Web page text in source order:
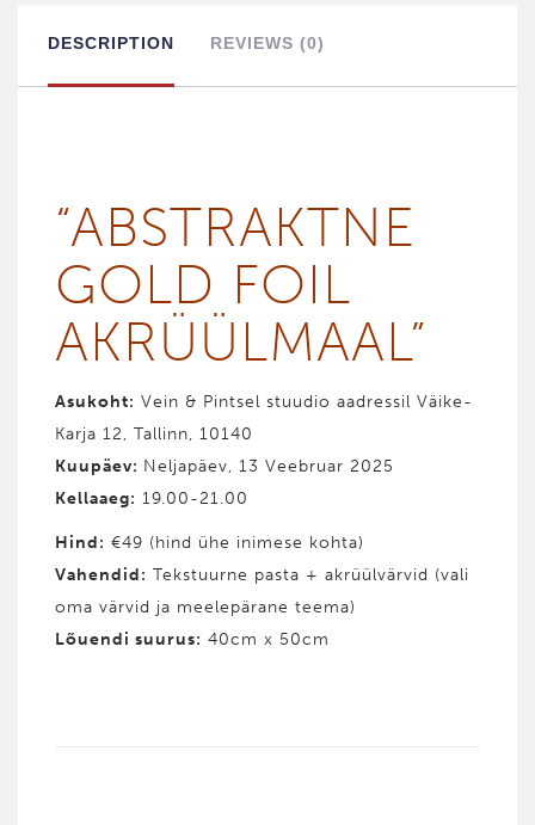
DESCRIPTION REVIEWS (0)
“ABST­RAKT­NE
GOLD FOIL
AKRÜÜL­­­MAAL”
Asukoht: Vein & Pintsel stuudio aadressil Väike-
Karja 12, Tallinn, 10140
Kuupäev: Neljapäev, 13 Veebruar 2025
Kellaaeg: 19.00-21.00
Hind: €49 (hind ühe inimese kohta)
Vahendid: Tekstuurne pasta + akrüülvärvid (vali
oma värvid ja meelepärane teema)
Lõuendi suurus: 40cm x 50cm